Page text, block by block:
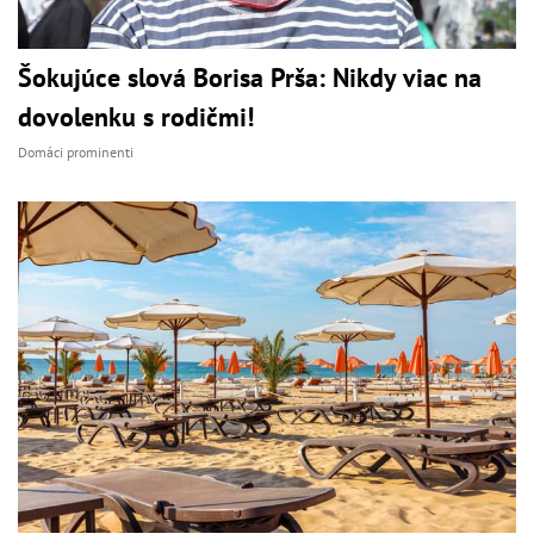
Šokujúce slová Borisa Prša: Nikdy viac na
dovolenku s rodičmi!
Domáci prominenti